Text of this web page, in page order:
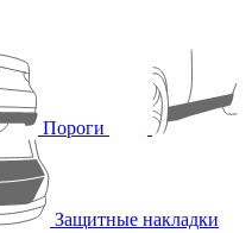
Пороги
Защитные накладки